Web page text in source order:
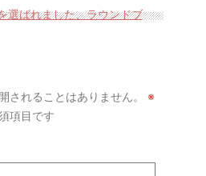
選ばれました、ラウンドブ
されることはありません。
※
項目です